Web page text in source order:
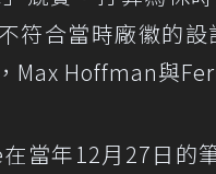
符合當時廠徽的
Max Hoffman與
當年12月27日的